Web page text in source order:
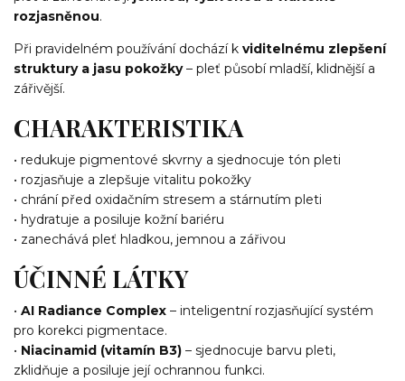
rozjasněnou.
Při pravidelném používání dochází k viditelnému zlepšení
struktury a jasu pokožky– pleť působí mladší, klidnější a
zářivější.
CHARAKTERISTIKA
• redukuje pigmentové skvrny a sjednocuje tón pleti
• rozjasňuje a zlepšuje vitalitu pokožky
• chrání před oxidačním stresem a stárnutím pleti
• hydratuje a posiluje kožní bariéru
• zanechává pleť hladkou, jemnou a zářivou
ÚČINNÉ LÁTKY
• AI Radiance Complex – inteligentní rozjasňující systém
pro korekci pigmentace.
• Niacinamid (vitamín B3) – sjednocuje barvu pleti,
zklidňuje a posiluje její ochrannou funkci.